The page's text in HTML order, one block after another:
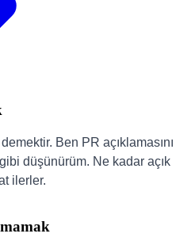
Ben PR açıklamasını
düşünürüm. Ne kadar açık
ilerler.